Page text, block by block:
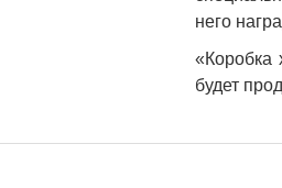
него
«Коробка
будет